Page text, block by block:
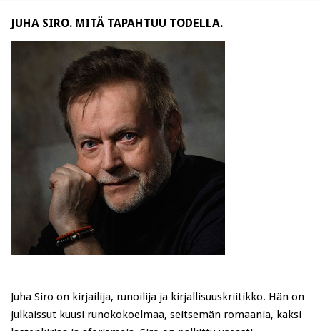
JUHA SIRO. MITÄ TAPAHTUU TODELLA.
Juha Siro on kirjailija, runoilija ja kirjallisuuskriitikko. Hän on
julkaissut kuusi runokokoelmaa, seitsemän romaania, kaksi